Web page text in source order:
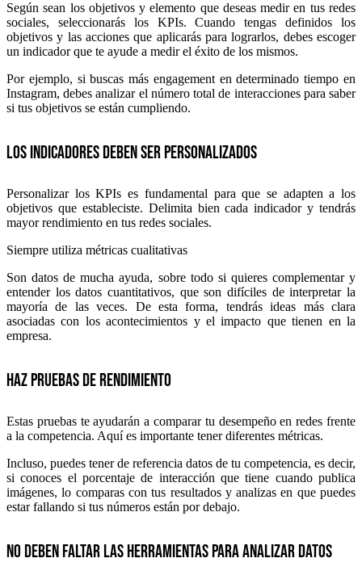
Según sean los objetivos y elemento que deseas medir en tus redes
sociales, seleccionarás los KPIs. Cuando tengas definidos los
objetivos y las acciones que aplicarás para lograrlos, debes escoger
un indicador que te ayude a medir el éxito de los mismos.
Por ejemplo, si buscas más engagement en determinado tiempo en
Instagram, debes analizar el número total de interacciones para saber
si tus objetivos se están cumpliendo.
Los indicadores deben ser personalizados
Personalizar los KPIs es fundamental para que se adapten a los
objetivos que estableciste. Delimita bien cada indicador y tendrás
mayor rendimiento en tus redes sociales.
Siempre utiliza métricas cualitativas
Son datos de mucha ayuda, sobre todo si quieres complementar y
entender los datos cuantitativos, que son difíciles de interpretar la
mayoría de las veces. De esta forma, tendrás ideas más clara
asociadas con los acontecimientos y el impacto que tienen en la
empresa.
Haz pruebas de rendimiento
Estas pruebas te ayudarán a comparar tu desempeño en redes frente
a la competencia. Aquí es importante tener diferentes métricas.
Incluso, puedes tener de referencia datos de tu competencia, es decir,
si conoces el porcentaje de interacción que tiene cuando publica
imágenes, lo comparas con tus resultados y analizas en que puedes
estar fallando si tus números están por debajo.
No deben faltar las herramientas para analizar datos